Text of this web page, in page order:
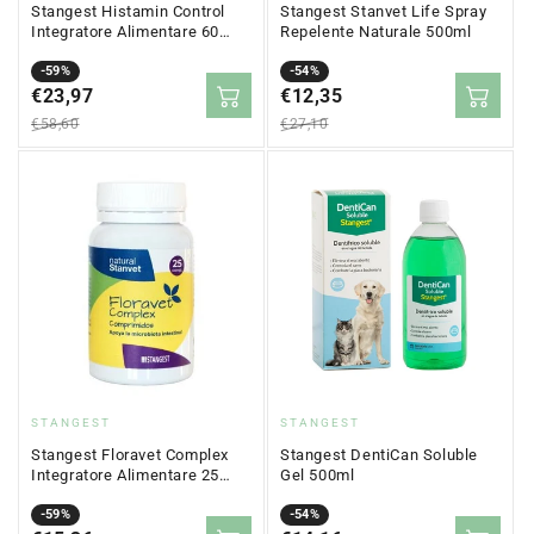
Stangest Histamin Control
Integratore Alimentare 60
-59%
Prezzo
in
saldo
€23,97
Prezzo
normale
€58,60
Stangest Stanvet Life Spray
Repelente Naturale 500ml
-54%
Prezzo
in
saldo
€12,35
Prezzo
normale
€27,10
Fornitore:
STANGEST
Stangest Floravet Complex
Integratore Alimentare 25
-59%
Prezzo
Prezzo
Fornitore:
STANGEST
Stangest DentiCan Soluble
Gel 500ml
-54%
Prezzo
Prezzo